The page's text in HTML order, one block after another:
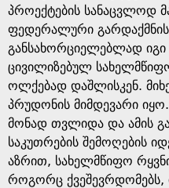
პროექტების სანაცვლოდ
ფედერალური გარდაქმნის
განსახორციელებლად
ცივილიზებულ
ოლქებად დაშლისკენ.
პრუდონის მიმდევარი
მონად თვლიდა და ამის
საკუთრების შემოღების
აზრით, სახელმწიფო
როგორც ქვეშევრდომებს,